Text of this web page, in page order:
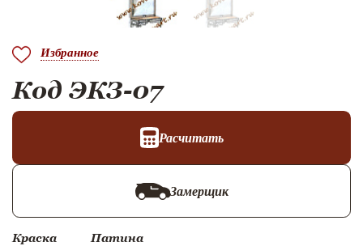
Избранное
Код ЭКЗ-07
Расчитать
Замерщик
Краска Патина